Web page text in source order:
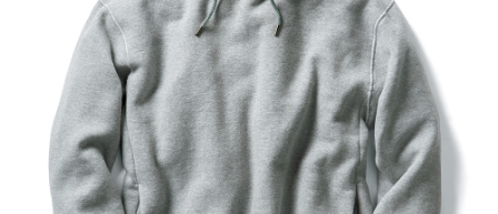
ダーウェア
コート
ブルゾン
その他